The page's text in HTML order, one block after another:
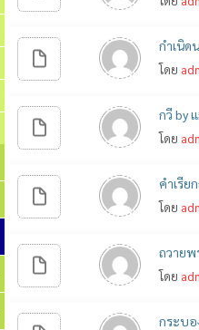
กำเนิด
โดย
กวี by
โดย
คำเรีย
โดย
ถวายพ
โดย
กระบอ